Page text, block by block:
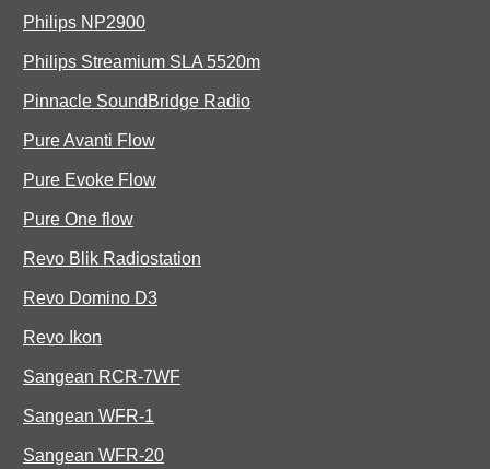
Philips NP2900
Philips Streamium SLA 5520m
Pinnacle SoundBridge Radio
Pure Avanti Flow
Pure Evoke Flow
Pure One flow
Revo Blik Radiostation
Revo Domino D3
Revo Ikon
Sangean RCR-7WF
Sangean WFR-1
Sangean WFR-20